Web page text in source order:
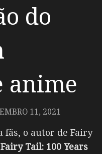
do
anime
11, 2021
fãs, o autor de Fairy
Fairy Tail: 100 Years